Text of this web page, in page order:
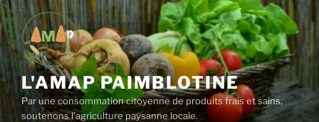
Aller
au
contenu
principal
L'AMAP PAIMBLOTINE
Par une consommation citoyenne de produits frais et sains,
soutenons l'agriculture paysanne locale.